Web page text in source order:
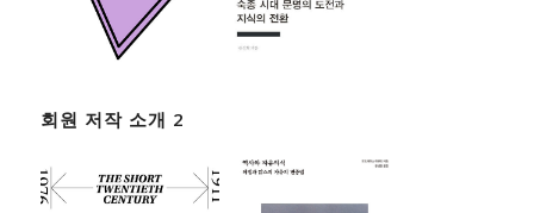
회원 저작 소개 2